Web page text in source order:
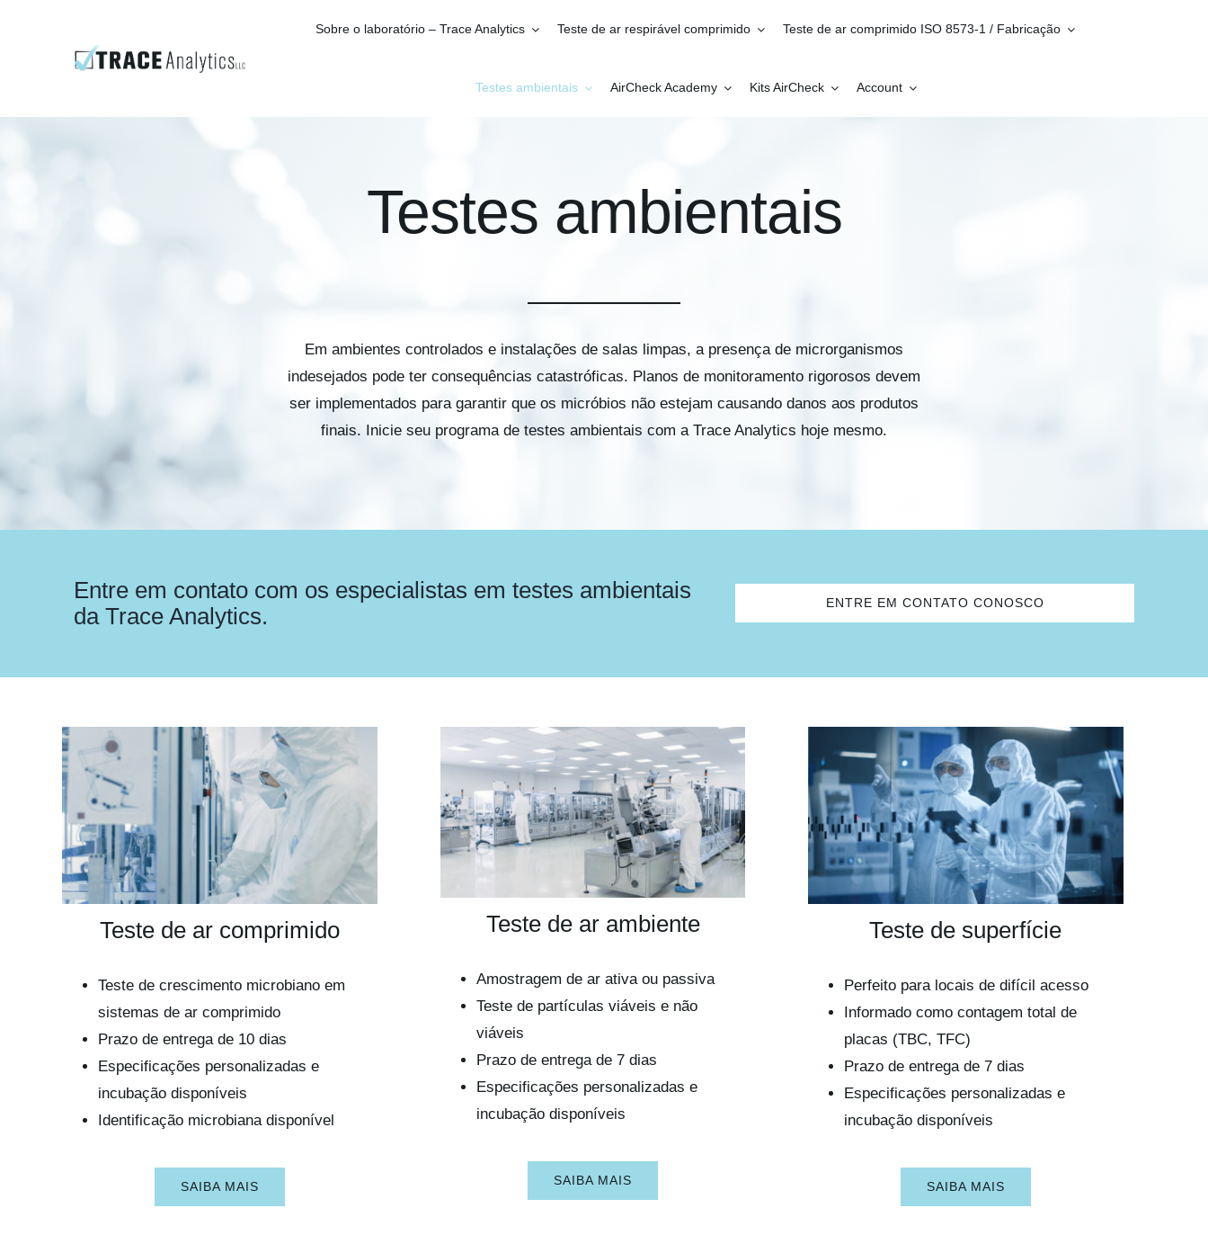
Sobre o laboratório – Trace Analytics Teste de ar respirável comprimido Teste de ar comprimido ISO 8573-1 / Fabricação
Testes ambientais AirCheck Academy Kits AirCheck Account
Testes ambientais
Em ambientes controlados e instalações de salas limpas, a presença de microrganismos
indesejados pode ter consequências catastróficas. Planos de monitoramento rigorosos devem
ser implementados para garantir que os micróbios não estejam causando danos aos produtos
finais. Inicie seu programa de testes ambientais com a Trace Analytics hoje mesmo.
Entre em contato com os especialistas em testes ambientais
da Trace Analytics.
ENTRE EM CONTATO CONOSCO
Teste de ar comprimido
Teste de crescimento microbiano em
sistemas de ar comprimido
Prazo de entrega de 10 dias
Especificações personalizadas e
incubação disponíveis
Identificação microbiana disponível
SAIBA MAIS
Teste de ar ambiente
Amostragem de ar ativa ou passiva
Teste de partículas viáveis e não
viáveis
Prazo de entrega de 7 dias
Especificações personalizadas e
incubação disponíveis
SAIBA MAIS
Teste de superfície
Perfeito para locais de difícil acesso
Informado como contagem total de
placas (TBC, TFC)
Prazo de entrega de 7 dias
Especificações personalizadas e
incubação disponíveis
SAIBA MAIS